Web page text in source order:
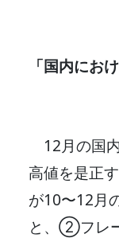
「国内にお
12月の国
高値を是正
が10〜12月
と、②フレ